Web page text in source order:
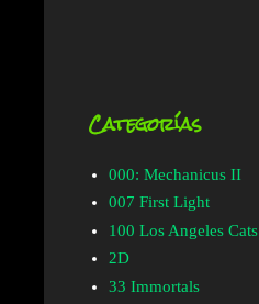
Categorías
000: Mechanicus II
007 First Light
100 Los Angeles Cats
2D
33 Immortals